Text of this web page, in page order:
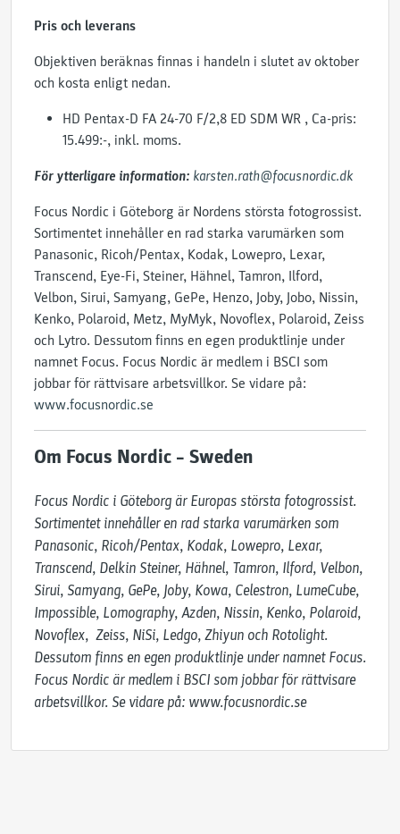
Pris och leverans
Objektiven beräknas finnas i handeln i slutet av oktober
och kosta enligt nedan.
HD Pentax-D FA 24-70 F/2,8 ED SDM WR , Ca-pris:
15.499:-, inkl. moms.
För ytterligare information: karsten.rath@focusnordic.dk
Focus Nordic i Göteborg är Nordens största fotogrossist.
Sortimentet innehåller en rad starka varumärken som
Panasonic, Ricoh/Pentax, Kodak, Lowepro, Lexar,
Transcend, Eye-Fi, Steiner, Hähnel, Tamron, Ilford,
Velbon, Sirui, Samyang, GePe, Henzo, Joby, Jobo, Nissin,
Kenko, Polaroid, Metz, MyMyk, Novoflex, Polaroid, Zeiss
och Lytro. Dessutom finns en egen produktlinje under
namnet Focus. Focus Nordic är medlem i BSCI som
jobbar för rättvisare arbetsvillkor. Se vidare på:
www.focusnordic.se
Om Focus Nordic – Sweden
Focus Nordic i Göteborg är Europas största fotogrossist.
Sortimentet innehåller en rad starka varumärken som
Panasonic, Ricoh/Pentax, Kodak, Lowepro, Lexar,
Transcend, Delkin Steiner, Hähnel, Tamron, Ilford, Velbon,
Sirui, Samyang, GePe, Joby, Kowa, Celestron, LumeCube,
Impossible, Lomography, Azden, Nissin, Kenko, Polaroid,
Novoflex,  Zeiss, NiSi, Ledgo, Zhiyun och Rotolight.
Dessutom finns en egen produktlinje under namnet Focus.
Focus Nordic är medlem i BSCI som jobbar för rättvisare
arbetsvillkor. Se vidare på: www.focusnordic.se